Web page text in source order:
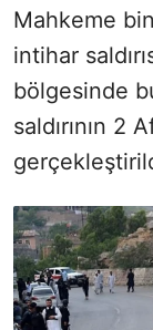
Mahkeme
intihar
bölgesinde
saldırının 2